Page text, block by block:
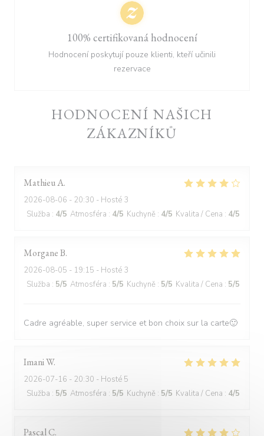
HODNOCENÍ NAŠICH
ZÁKAZNÍKŮ
MathieuA
2026-08-06 - 20:30 - Hosté 3
Služba : 4/5 Atmosféra : 4/5 Kuchyně : 4/5 Kvalita / Cena : 4/5
MorganeB
2026-08-05 - 19:15 - Hosté 3
Služba : 5/5 Atmosféra : 5/5 Kuchyně : 5/5 Kvalita / Cena : 5/5
Cadre agréable, super service et bon choix sur la carte🙂
ImaniW
2026-07-16 - 20:30 - Hosté 5
Služba : 5/5 Atmosféra : 5/5 Kuchyně : 5/5 Kvalita / Cena : 4/5
PascalC
100% certifikovaná hodnocení
Hodnocení poskytují pouze klienti, kteří učinili
rezervace